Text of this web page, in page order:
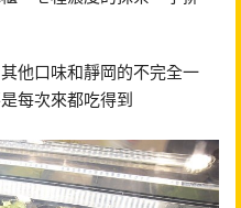
他口味和靜岡的不完全一
每次來都吃得到